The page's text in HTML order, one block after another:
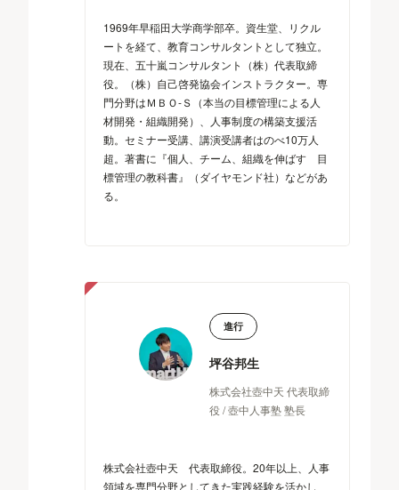
1969年早稲田大学商学部卒。資生堂、リクル
ートを経て、教育コンサルタントとして独立。
現在、五十嵐コンサルタント（株）代表取締
役。（株）自己啓発協会インストラクター。専
門分野はＭＢＯ-Ｓ（本当の目標管理による人
材開発・組織開発）、人事制度の構築支援活
動。セミナー受講、講演受講者はのべ10万人
超。著書に『個人、チーム、組織を伸ばす 目
標管理の教科書』（ダイヤモンド社）などがあ
る。
進行
坪谷邦生
株式会社壺中天 代表取締
役 / 壺中人事塾 塾長
株式会社壺中天 代表取締役。20年以上、人事
領域を専門分野としてきた実践経験を活かし、